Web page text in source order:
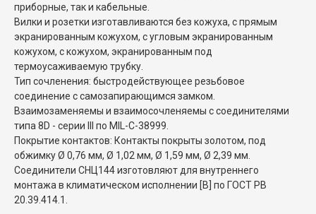
приборные, так и кабельные.
Вилки и розетки изготавливаются без кожуха, с прямым
экранированным кожухом, с угловым экранированным
кожухом, с кожухом, экранированным под
термоусаживаемую трубку.
Тип сочленения: быстродействующее резьбовое
соединение с самозапирающимся замком.
Взаимозаменяемы и взаимосочленяемы с соединителями
типа 8D - серии III по MIL-C-38999.
Покрытие контактов: Контакты покрыты золотом, под
обжимку Ø 0,76 мм, Ø 1,02 мм, Ø 1,59 мм, Ø 2,39 мм.
Соединители СНЦ144 изготовляют для внутреннего
монтажа в климатическом исполнении [В] по ГОСТ РВ
20.39.414.1.